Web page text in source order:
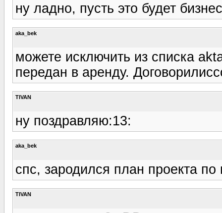
ну ладно, пусть это будет
aka_bek
можете исключить из списка
передан в аренду.
TIVAN
ну поздравляю:13:
aka_bek
спс, зародился план проекта
TIVAN